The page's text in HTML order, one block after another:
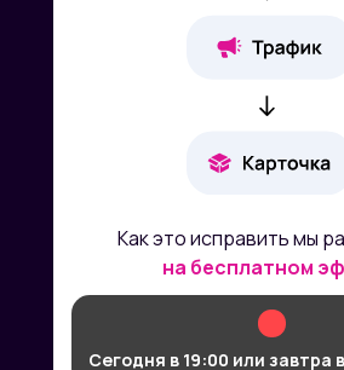
Сегодня в 19:00 или завтра
Как это исправить мы
на бесплатном